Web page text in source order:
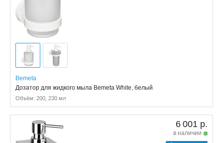
Bemeta
Дозатор для жидкого мыла Bemeta White, белый
Объём: 200, 230 мл
6 001 р.
в наличии